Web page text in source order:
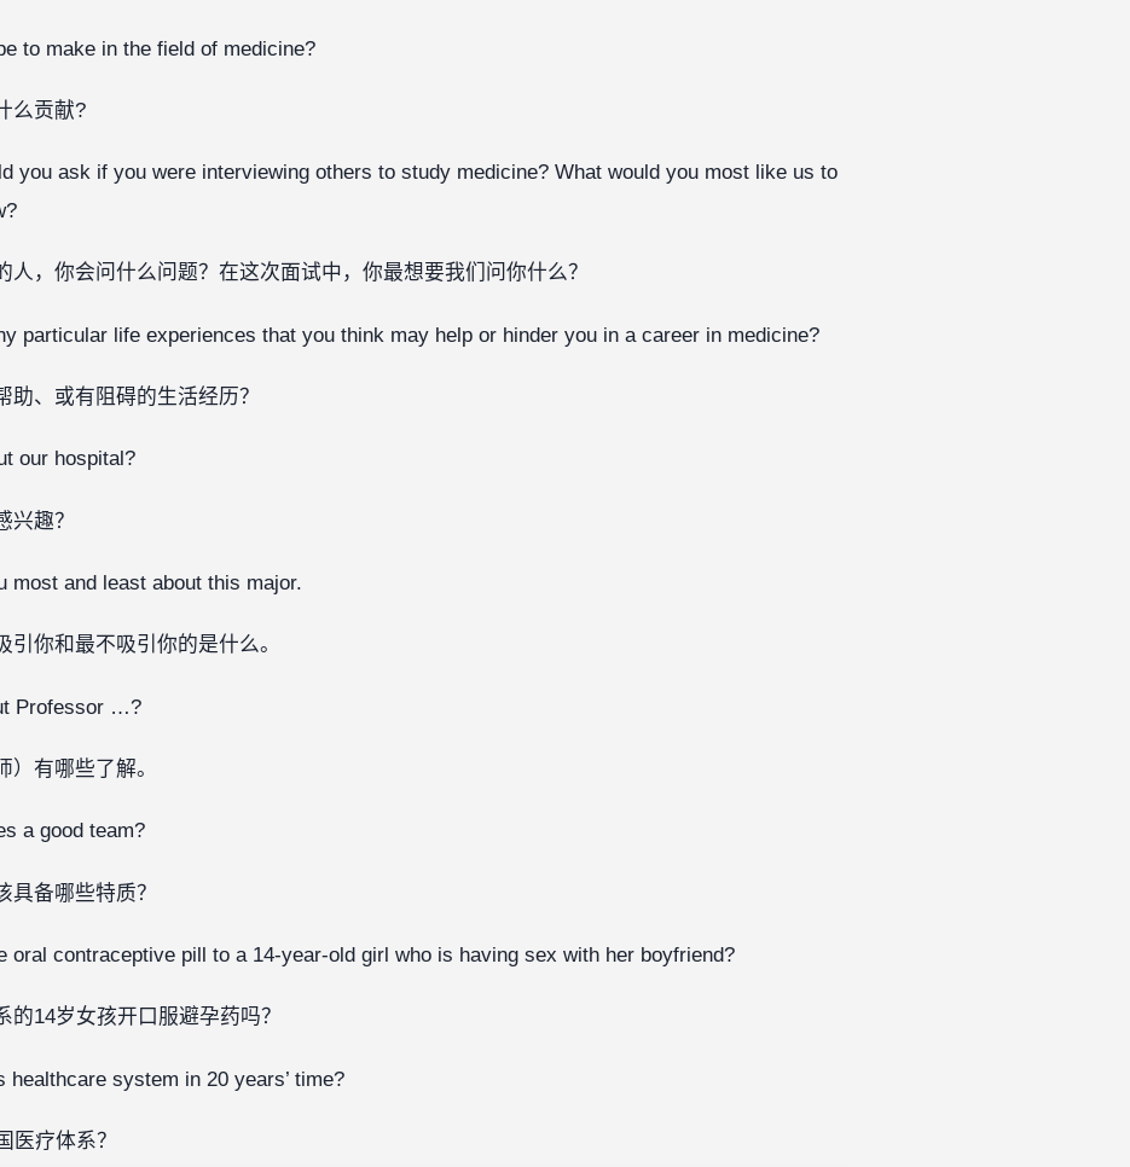
to make in the field of medicine?
么贡献?
you ask if you were interviewing others to study medicine? What would you most like us to
人，你会问什么问题？在这次面试中，你最想要我们问你什么？
particular life experiences that you think may help or hinder you in a career in medicine?
、或有阻碍的生活经历？
our hospital?
趣？
most and least about this major.
你和最不吸引你的是什么。
Professor …?
有哪些了解。
a good team?
备哪些特质？
oral contraceptive pill to a 14-year-old girl who is having sex with her boyfriend?
14岁女孩开口服避孕药吗？
healthcare system in 20 years’ time?
医疗体系？